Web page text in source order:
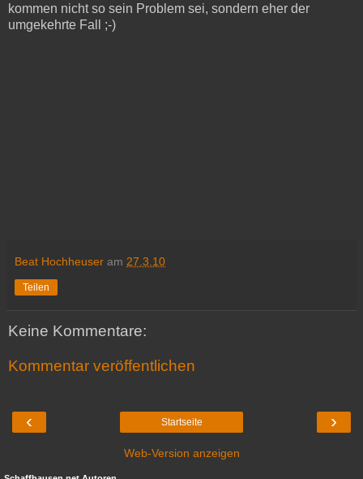
kommen nicht so sein Problem sei, sondern eher der
umgekehrte Fall ;-)
Beat Hochheuser am 27.3.10
Teilen
Keine Kommentare:
Kommentar veröffentlichen
‹ ›
Startseite
Web-Version anzeigen